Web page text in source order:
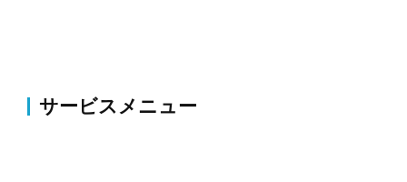
サービスメニュー